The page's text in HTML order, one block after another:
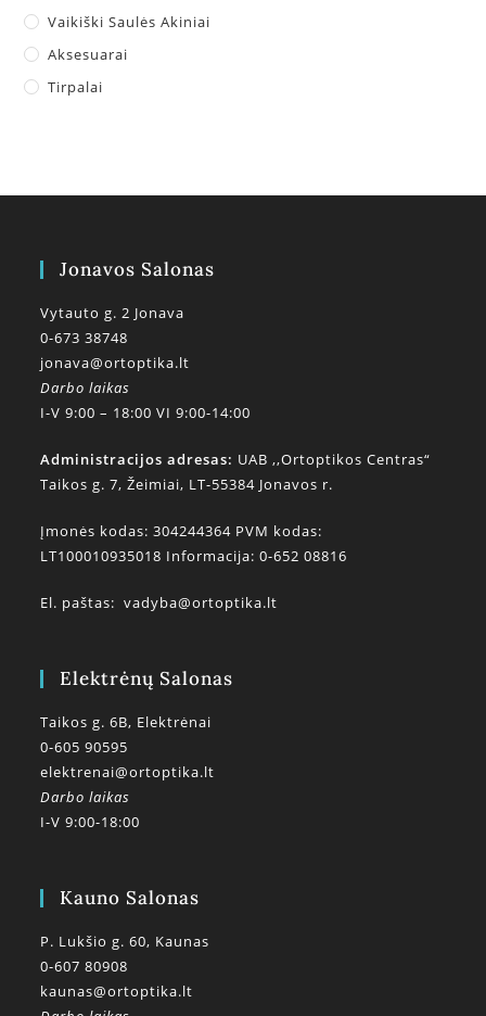
Vaikiški Saulės Akiniai
Aksesuarai
Tirpalai
Jonavos Salonas
Vytauto g. 2 Jonava
0-673 38748
jonava@ortoptika.lt
Darbo laikas
I-V 9:00 – 18:00 VI 9:00-14:00
Administracijos adresas: UAB ,,Ortoptikos Centras“
Taikos g. 7, Žeimiai, LT-55384 Jonavos r.
Įmonės kodas: 304244364 PVM kodas:
LT100010935018 Informacija: 0-652 08816
El. paštas:vadyba@ortoptika.lt
Elektrėnų Salonas
Taikos g. 6B, Elektrėnai
0-605 90595
elektrenai@ortoptika.lt
Darbo laikas
I-V 9:00-18:00
Kauno Salonas
P. Lukšio g. 60, Kaunas
0-607 80908
kaunas@ortoptika.lt